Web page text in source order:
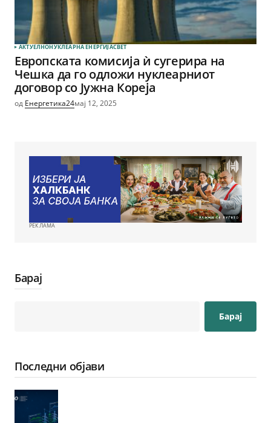
АКТУЕЛНОНУКЛЕАРНА ЕНЕРГИЈАСВЕТ
Европската комисија ѝ сугерира на
Чешка да го одложи нуклеарниот
договор со Јужна Кореја
од Енергетика24мај 12, 2025
РЕКЛАМА
Барај
Барај
Последни објави